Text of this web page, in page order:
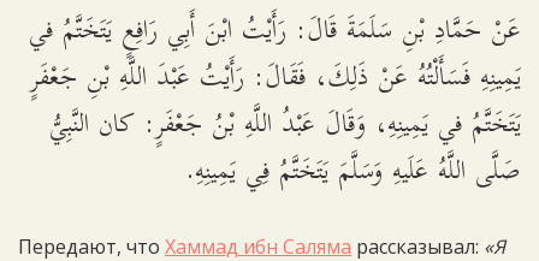
عَنْ حَمَّادِ بْنِ سَلَمَةَ قَالَ: رَأَيْتُ ابْنَ أَبِي رَافِعٍ يَتَخَتَّمُ في
يَمِينِهِ فَسَأَلْتُهُ عَنْ ذَلِكَ، فَقَالَ: رَأَيْتُ عَبْدَ اللَّهِ بْنِ جَعْفَرٍ
يَتَخَتَّمُ في يَمِينِهِ، وَقَالَ عَبْدُ اللَّهِ بْنُ جَعْفَرٍ: كان النَّبِيُّ
صَلَّى اللَّهُ عَلَيهِ وَسَلَّمَ يَتَخَتَّمُ فِي يَمِينِهِ.
Передают, что Хаммад ибн Саляма рассказывал: «Я